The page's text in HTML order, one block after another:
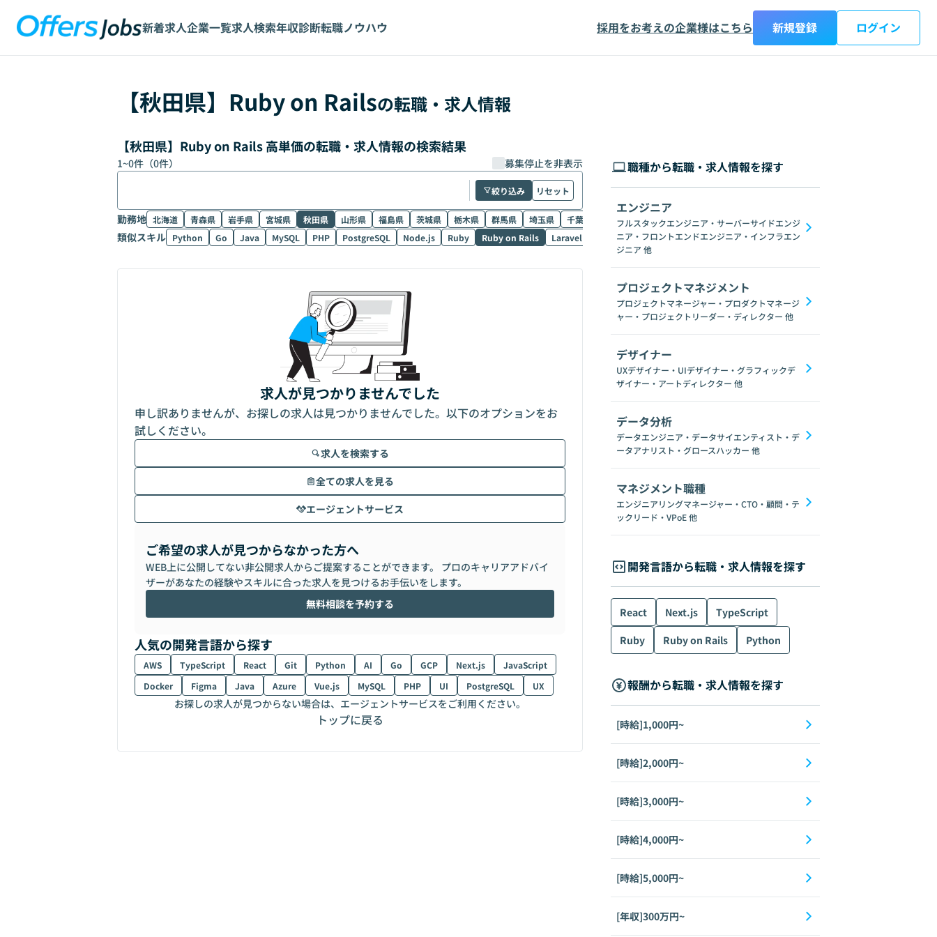
新着求人企業一覧求人検索年収診断転職ノウハウ 採用をお考えの企業様はこちら 新規登録 ログイン
【秋田県】 Ruby on Railsの転職・求人情報
【秋田県】Ruby on Rails 高単価の転職・求人情報の検索結果
1~0件（0件） 募集停止を非表示
絞り込み リセット
勤務地 北海道 青森県 岩手県 宮城県 秋田県 山形県 福島県 茨城県 栃木県 群馬県 埼玉県 千葉県 東京都 神奈川県 新潟県 富山県 石川県
類似スキル Python Go Java MySQL PHP PostgreSQL Node.js Ruby Ruby on Rails Laravel C# GraphQL SpringFramework Redis
求人が見つかりませんでした
申し訳ありませんが、お探しの求人は見つかりませんでした。以下のオプションをお
試しください。
求人を検索する
全ての求人を見る
エージェントサービス
ご希望の求人が見つからなかった方へ
WEB上に公開してない非公開求人からご提案することができます。 プロのキャリアアドバイ
ザーがあなたの経験やスキルに合った求人を見つけるお手伝いをします。
無料相談を予約する
人気の開発言語から探す
AWS TypeScript React Git Python AI Go GCP Next.js
JavaScript
Docker
Figma Java Azure Vue.js MySQL PHP UI PostgreSQL UX
お探しの求人が見つからない場合は、エージェントサービスをご利用ください。
トップに戻る
職種から転職・求人情報を探す
エンジニア
フルスタックエンジニア・サーバーサイドエンジ
ニア・フロントエンドエンジニア・インフラエン
ジニア 他
プロジェクトマネジメント
プロジェクトマネージャー・プロダクトマネージ
ャー・プロジェクトリーダー・ディレクター 他
デザイナー
UXデザイナー・UIデザイナー・グラフィックデ
ザイナー・アートディレクター 他
データ分析
データエンジニア・データサイエンティスト・デ
ータアナリスト・グロースハッカー 他
マネジメント職種
エンジニアリングマネージャー・CTO・顧問・テ
ックリード・VPoE他
開発言語から転職・求人情報を探す
React Next.js
TypeScript
Ruby
Ruby on Rails Python
報酬から転職・求人情報を探す
[時給]1,000円~
[時給]2,000円~
[時給]3,000円~
[時給]4,000円~
[時給]5,000円~
[年収]300万円~